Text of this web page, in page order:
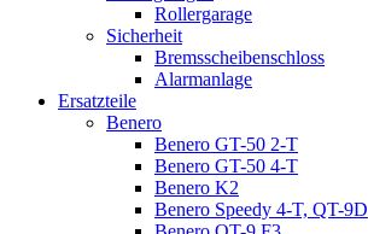
Rollergarage
Sicherheit
Bremsscheibenschloss
Alarmanlage
Ersatzteile
Benero
Benero GT-50 2-T
Benero GT-50 4-T
Benero K2
Benero Speedy 4-T, QT-9D